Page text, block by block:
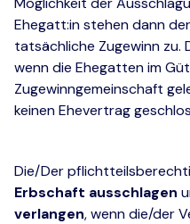
Ehegatt:in stehen dann der
tatsächliche Zugewinn zu.
wenn die Ehegatten im
Zugewinngemeinschaft
keinen Ehevertrag
Die/Der
Erbschaft ausschlagen
verlangen, wenn die/der